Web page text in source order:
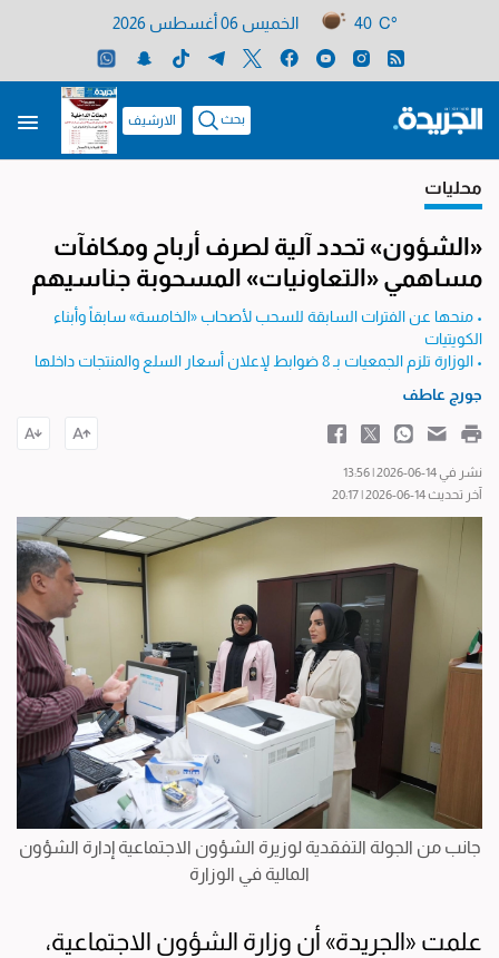
40 C° الخميس 06 أغسطس 2026
بحث الارشيف
محليات
«الشؤون» تحدد آلية لصرف أرباح ومكافآت
مساهمي «التعاونيات» المسحوبة جناسيهم
• منحها عن الفترات السابقة للسحب لأصحاب «الخامسة» سابقاً وأبناء
الكويتيات
• الوزارة تلزم الجمعيات بـ 8 ضوابط لإعلان أسعار السلع والمنتجات داخلها
جورج عاطف
نشر في 14-06-2026 | 13:56
آخر تحديث 14-06-2026 | 20:17
جانب من الجولة التفقدية لوزيرة الشؤون الاجتماعية إدارة الشؤون
المالية في الوزارة
علمت «الجريدة» أن وزارة الشؤون الاجتماعية،